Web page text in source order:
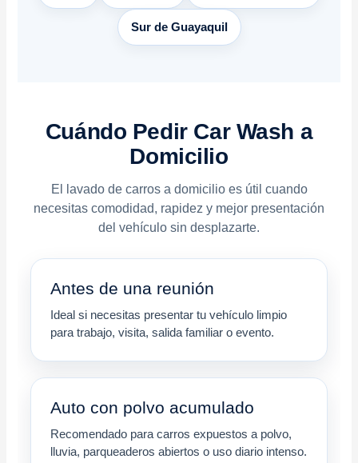
Sur de Guayaquil
Cuándo Pedir Car Wash a
Domicilio
El lavado de carros a domicilio es útil cuando
necesitas comodidad, rapidez y mejor presentación
del vehículo sin desplazarte.
Antes de una reunión
Ideal si necesitas presentar tu vehículo limpio
para trabajo, visita, salida familiar o evento.
Auto con polvo acumulado
Recomendado para carros expuestos a polvo,
lluvia, parqueaderos abiertos o uso diario intenso.